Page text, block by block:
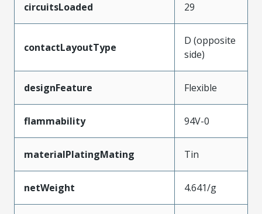
circuitsLoaded 29
contactLayoutType
D (opposite
side)
designFeature Flexible
flammability 94V-0
materialPlatingMating Tin
netWeight 4.641/g